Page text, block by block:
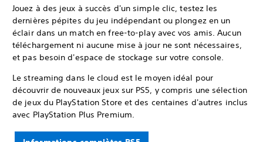
Jouez à des jeux à succès d'un simple clic, testez les
dernières pépites du jeu indépendant ou plongez en un
éclair dans un match en free-to-play avec vos amis. Aucun
téléchargement ni aucune mise à jour ne sont nécessaires,
et pas besoin d'espace de stockage sur votre console.
Le streaming dans le cloud est le moyen idéal pour
découvrir de nouveaux jeux sur PS5, y compris une sélection
de jeux du PlayStation Store et des centaines d'autres inclus
avec PlayStation Plus Premium.